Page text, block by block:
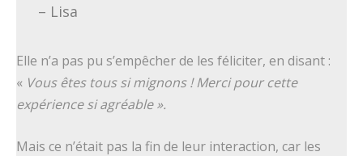
– Lisa
Elle n’a pas pu s’empêcher de les féliciter, en disant :
« Vous êtes tous si mignons ! Merci pour cette
expérience si agréable ».
Mais ce n’était pas la fin de leur interaction, car les